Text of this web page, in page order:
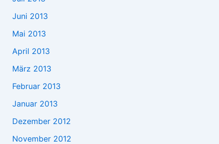
Juni 2013
Mai 2013
April 2013
März 2013
Februar 2013
Januar 2013
Dezember 2012
November 2012